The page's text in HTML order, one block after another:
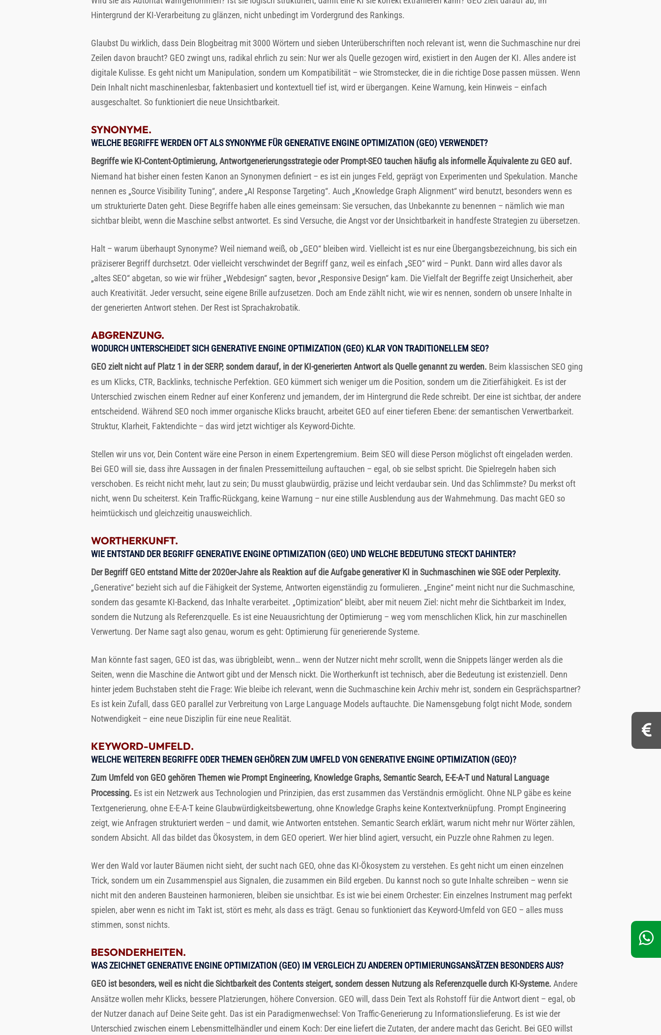
Hintergrund der KI-Verarbeitung zu glänzen, nicht unbedingt im Vordergrund des Rankings.
Glaubst Du wirklich, dass Dein Blogbeitrag mit 3000 Wörtern und sieben Unterüberschriften noch relevant ist, wenn die Suchmaschine nur drei
Zeilen davon braucht? GEO zwingt uns, radikal ehrlich zu sein: Nur wer als Quelle gezogen wird, existiert in den Augen der KI. Alles andere ist
digitale Kulisse. Es geht nicht um Manipulation, sondern um Kompatibilität – wie Stromstecker, die in die richtige Dose passen müssen. Wenn
Dein Inhalt nicht maschinenlesbar, faktenbasiert und kontextuell tief ist, wird er übergangen. Keine Warnung, kein Hinweis – einfach
ausgeschaltet. So funktioniert die neue Unsichtbarkeit.
SYNONYME.
WELCHE BEGRIFFE WERDEN OFT ALS SYNONYME FÜR GENERATIVE ENGINE OPTIMIZATION (GEO) VERWENDET?
Begriffe wie KI-Content-Optimierung, Antwortgenerierungsstrategie oder Prompt-SEO tauchen häufig als informelle Äquivalente zu GEO auf.
Niemand hat bisher einen festen Kanon an Synonymen definiert – es ist ein junges Feld, geprägt von Experimenten und Spekulation. Manche
nennen es „Source Visibility Tuning“, andere „AI Response Targeting“. Auch „Knowledge Graph Alignment“ wird benutzt, besonders wenn es
um strukturierte Daten geht. Diese Begriffe haben alle eines gemeinsam: Sie versuchen, das Unbekannte zu benennen – nämlich wie man
sichtbar bleibt, wenn die Maschine selbst antwortet. Es sind Versuche, die Angst vor der Unsichtbarkeit in handfeste Strategien zu übersetzen.
Halt – warum überhaupt Synonyme? Weil niemand weiß, ob „GEO“ bleiben wird. Vielleicht ist es nur eine Übergangsbezeichnung, bis sich ein
präziserer Begriff durchsetzt. Oder vielleicht verschwindet der Begriff ganz, weil es einfach „SEO“ wird – Punkt. Dann wird alles davor als
„altes SEO“ abgetan, so wie wir früher „Webdesign“ sagten, bevor „Responsive Design“ kam. Die Vielfalt der Begriffe zeigt Unsicherheit, aber
auch Kreativität. Jeder versucht, seine eigene Brille aufzusetzen. Doch am Ende zählt nicht, wie wir es nennen, sondern ob unsere Inhalte in
der generierten Antwort stehen. Der Rest ist Sprachakrobatik.
ABGRENZUNG.
WODURCH UNTERSCHEIDET SICH GENERATIVE ENGINE OPTIMIZATION (GEO) KLAR VON TRADITIONELLEM SEO?
GEO zielt nicht auf Platz 1 in der SERP, sondern darauf, in der KI-generierten Antwort als Quelle genannt zu werden. Beim klassischen SEO ging
es um Klicks, CTR, Backlinks, technische Perfektion. GEO kümmert sich weniger um die Position, sondern um die Zitierfähigkeit. Es ist der
Unterschied zwischen einem Redner auf einer Konferenz und jemandem, der im Hintergrund die Rede schreibt. Der eine ist sichtbar, der andere
entscheidend. Während SEO noch immer organische Klicks braucht, arbeitet GEO auf einer tieferen Ebene: der semantischen Verwertbarkeit.
Struktur, Klarheit, Faktendichte – das wird jetzt wichtiger als Keyword-Dichte.
Stellen wir uns vor, Dein Content wäre eine Person in einem Expertengremium. Beim SEO will diese Person möglichst oft eingeladen werden.
Bei GEO will sie, dass ihre Aussagen in der finalen Pressemitteilung auftauchen – egal, ob sie selbst spricht. Die Spielregeln haben sich
verschoben. Es reicht nicht mehr, laut zu sein; Du musst glaubwürdig, präzise und leicht verdaubar sein. Und das Schlimmste? Du merkst oft
nicht, wenn Du scheiterst. Kein Traffic-Rückgang, keine Warnung – nur eine stille Ausblendung aus der Wahrnehmung. Das macht GEO so
heimtückisch und gleichzeitig unausweichlich.
WORTHERKUNFT.
WIE ENTSTAND DER BEGRIFF GENERATIVE ENGINE OPTIMIZATION (GEO) UND WELCHE BEDEUTUNG STECKT DAHINTER?
Der Begriff GEO entstand Mitte der 2020er-Jahre als Reaktion auf die Aufgabe generativer KI in Suchmaschinen wie SGE oder Perplexity.
„Generative“ bezieht sich auf die Fähigkeit der Systeme, Antworten eigenständig zu formulieren. „Engine“ meint nicht nur die Suchmaschine,
sondern das gesamte KI-Backend, das Inhalte verarbeitet. „Optimization“ bleibt, aber mit neuem Ziel: nicht mehr die Sichtbarkeit im Index,
sondern die Nutzung als Referenzquelle. Es ist eine Neuausrichtung der Optimierung – weg vom menschlichen Klick, hin zur maschinellen
Verwertung. Der Name sagt also genau, worum es geht: Optimierung für generierende Systeme.
Man könnte fast sagen, GEO ist das, was übrigbleibt, wenn… wenn der Nutzer nicht mehr scrollt, wenn die Snippets länger werden als die
Seiten, wenn die Maschine die Antwort gibt und der Mensch nickt. Die Wortherkunft ist technisch, aber die Bedeutung ist existenziell. Denn
hinter jedem Buchstaben steht die Frage: Wie bleibe ich relevant, wenn die Suchmaschine kein Archiv mehr ist, sondern ein Gesprächspartner?
Es ist kein Zufall, dass GEO parallel zur Verbreitung von Large Language Models auftauchte. Die Namensgebung folgt nicht Mode, sondern
Notwendigkeit – eine neue Disziplin für eine neue Realität.
KEYWORD-UMFELD.
WELCHE WEITEREN BEGRIFFE ODER THEMEN GEHÖREN ZUM UMFELD VON GENERATIVE ENGINE OPTIMIZATION (GEO)?
Zum Umfeld von GEO gehören Themen wie Prompt Engineering, Knowledge Graphs, Semantic Search, E-E-A-T und Natural Language
Processing. Es ist ein Netzwerk aus Technologien und Prinzipien, das erst zusammen das Verständnis ermöglicht. Ohne NLP gäbe es keine
Textgenerierung, ohne E-E-A-T keine Glaubwürdigkeitsbewertung, ohne Knowledge Graphs keine Kontextverknüpfung. Prompt Engineering
zeigt, wie Anfragen strukturiert werden – und damit, wie Antworten entstehen. Semantic Search erklärt, warum nicht mehr nur Wörter zählen,
sondern Absicht. All das bildet das Ökosystem, in dem GEO operiert. Wer hier blind agiert, versucht, ein Puzzle ohne Rahmen zu legen.
Wer den Wald vor lauter Bäumen nicht sieht, der sucht nach GEO, ohne das KI-Ökosystem zu verstehen. Es geht nicht um einen einzelnen
Trick, sondern um ein Zusammenspiel aus Signalen, die zusammen ein Bild ergeben. Du kannst noch so gute Inhalte schreiben – wenn sie
nicht mit den anderen Bausteinen harmonieren, bleiben sie unsichtbar. Es ist wie bei einem Orchester: Ein einzelnes Instrument mag perfekt
spielen, aber wenn es nicht im Takt ist, stört es mehr, als dass es trägt. Genau so funktioniert das Keyword-Umfeld von GEO – alles muss
stimmen, sonst nichts.
BESONDERHEITEN.
WAS ZEICHNET GENERATIVE ENGINE OPTIMIZATION (GEO) IM VERGLEICH ZU ANDEREN OPTIMIERUNGSANSÄTZEN BESONDERS AUS?
GEO ist besonders, weil es nicht die Sichtbarkeit des Contents steigert, sondern dessen Nutzung als Referenzquelle durch KI-Systeme. Andere
Ansätze wollen mehr Klicks, bessere Platzierungen, höhere Conversion. GEO will, dass Dein Text als Rohstoff für die Antwort dient – egal, ob
der Nutzer danach auf Deine Seite geht. Das ist ein Paradigmenwechsel: Von Traffic-Generierung zu Informationslieferung. Es ist wie der
Unterschied zwischen einem Lebensmittelhändler und einem Koch: Der eine liefert die Zutaten, der andere macht das Gericht. Bei GEO willst